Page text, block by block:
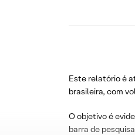
Este relatório é
brasileira, com
O objetivo é
barra de